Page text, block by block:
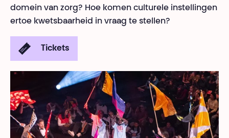
domein van zorg? Hoe komen culturele instellingen
ertoe kwetsbaarheid in vraag te stellen?
Tickets